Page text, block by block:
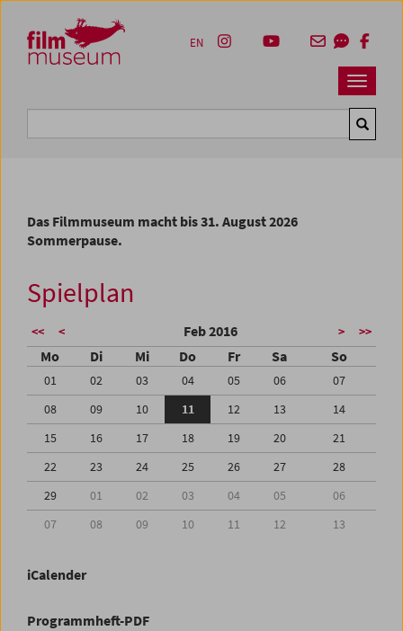
Zum Inhalt
Zum Hauptmenü
Zur Servicenavigation
Zum Suche
Navbar
EN
Das Filmmuseum macht bis 31. August 2026
Sommerpause.
Spielplan
<< < Feb 2016 > >>
Mo Di Mi Do Fr Sa So
01 02 03 04 05 06
07
08
09 10 11 12 13
14
15
16 17 18 19 20
21
22
23 24 25 26 27
28
29
01 02 03 04 05
06
07
08 09 10 11 12 13
iCalender
Programmheft-PDF